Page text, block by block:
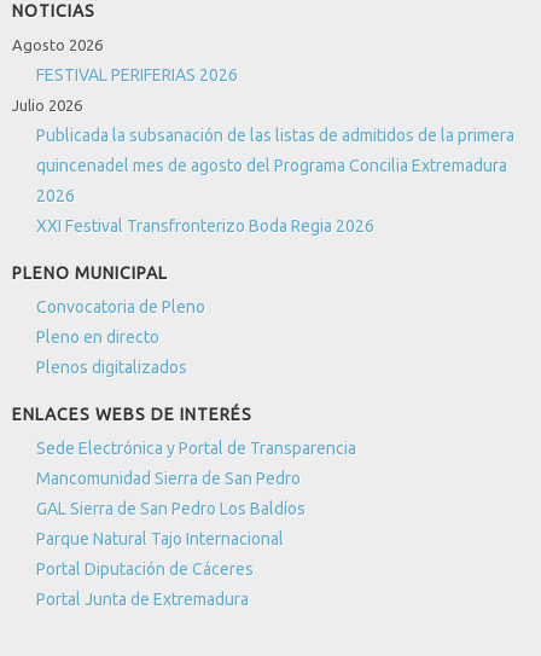
Correo electrónico
Asunto
Mensaje
Envíeme una copia (opcional)
Captcha*
NOTICIAS
Agosto 2026
FESTIVAL PERIFERIAS 2026
Julio 2026
Publicada la subsanación de las listas de admitidos de la primera
quincenadel mes de agosto del Programa Concilia Extremadura
2026
XXI Festival Transfronterizo Boda Regia 2026
PLENO MUNICIPAL
Convocatoria de Pleno
Pleno en directo
Plenos digitalizados
ENLACES WEBS DE INTERÉS
Sede Electrónica y Portal de Transparencia
Mancomunidad Sierra de San Pedro
GAL Sierra de San Pedro Los Baldíos
Parque Natural Tajo Internacional
Portal Diputación de Cáceres
Portal Junta de Extremadura